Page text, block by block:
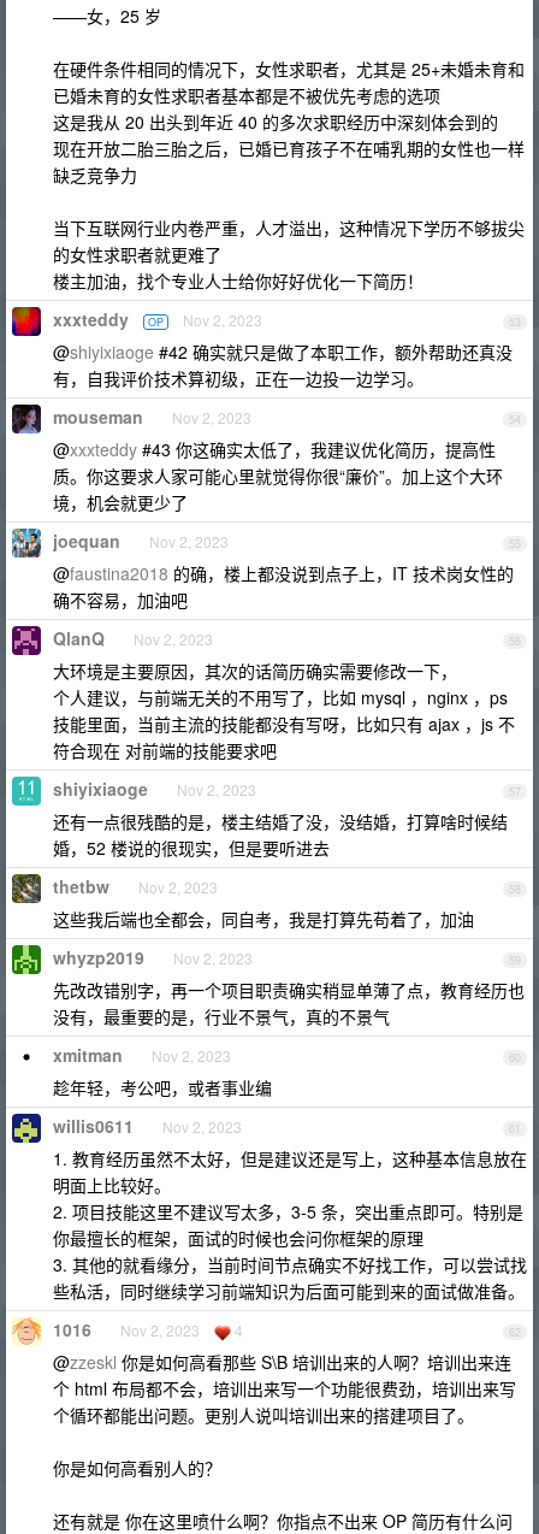
——女，25 岁
在硬件条件相同的情况下，女性求职者，尤其是 25+未婚未育和
已婚未育的女性求职者基本都是不被优先考虑的选项
这是我从 20 出头到年近 40 的多次求职经历中深刻体会到的
现在开放二胎三胎之后，已婚已育孩子不在哺乳期的女性也一样
缺乏竞争力
当下互联网行业内卷严重，人才溢出，这种情况下学历不够拔尖
的女性求职者就更难了
楼主加油，找个专业人士给你好好优化一下简历！
53
xxxteddy OP Nov 2, 2023
@shiyixiaoge #42 确实就只是做了本职工作，额外帮助还真没
有，自我评价技术算初级，正在一边投一边学习。
54
mouseman Nov 2, 2023
@xxxteddy #43 你这确实太低了，我建议优化简历，提高性
质。你这要求人家可能心里就觉得你很“廉价”。加上这个大环
境，机会就更少了
55
joequan Nov 2, 2023
@faustina2018 的确，楼上都没说到点子上，IT 技术岗女性的
确不容易，加油吧
56
QlanQ Nov 2, 2023
大环境是主要原因，其次的话简历确实需要修改一下，
个人建议，与前端无关的不用写了，比如 mysql ，nginx ，ps
技能里面，当前主流的技能都没有写呀，比如只有 ajax ，js 不
符合现在 对前端的技能要求吧
57
shiyixiaoge Nov 2, 2023
还有一点很残酷的是，楼主结婚了没，没结婚，打算啥时候结
婚，52 楼说的很现实，但是要听进去
58
thetbw Nov 2, 2023
这些我后端也全都会，同自考，我是打算先苟着了，加油
59
whyzp2019 Nov 2, 2023
先改改错别字，再一个项目职责确实稍显单薄了点，教育经历也
没有，最重要的是，行业不景气，真的不景气
60
xmitman Nov 2, 2023
趁年轻，考公吧，或者事业编
61
willis0611 Nov 2, 2023
1. 教育经历虽然不太好，但是建议还是写上，这种基本信息放在
明面上比较好。
2. 项目技能这里不建议写太多，3-5 条，突出重点即可。特别是
你最擅长的框架，面试的时候也会问你框架的原理
3. 其他的就看缘分，当前时间节点确实不好找工作，可以尝试找
些私活，同时继续学习前端知识为后面可能到来的面试做准备。
62
1016 Nov 2, 2023 4
@zzeskl 你是如何高看那些 S\B 培训出来的人啊？培训出来连
个 html 布局都不会，培训出来写一个功能很费劲，培训出来写
个循环都能出问题。更别人说叫培训出来的搭建项目了。
你是如何高看别人的？
还有就是 你在这里喷什么啊？你指点不出来 OP 简历有什么问